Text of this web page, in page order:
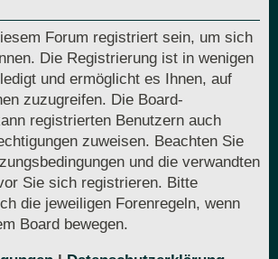
Forum registriert sein, um sich
Die Registrierung ist in wenigen
und ermöglicht es Ihnen, auf
zuzugreifen. Die Board-
registrierten Benutzern auch
zuweisen. Beachten Sie
und die verwandten
Sie sich registrieren. Bitte
die jeweiligen Forenregeln, wenn
Board bewegen.